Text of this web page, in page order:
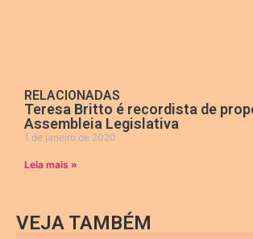
RELACIONADAS
Teresa Britto é recordista de
Assembleia Legislativa
1 de janeiro de 2020
Leia mais »
VEJA TAMBÉM